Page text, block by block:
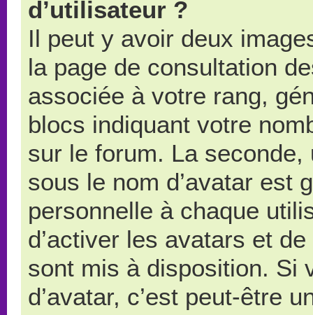
d’utilisateur ?
Il peut y avoir deux
la page de consultation
associée à votre rang,
blocs indiquant votre
sur le forum. La
sous le nom d’avatar est
personnelle à chaque
d’activer les avatars et
sont mis à disposition. Si
d’avatar, c’est peut-être